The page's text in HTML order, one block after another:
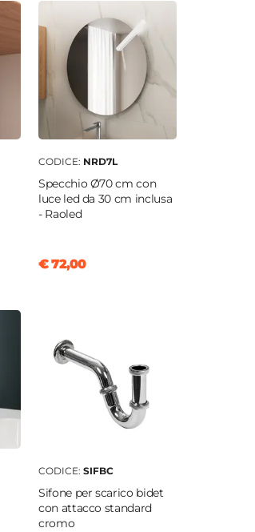
CODICE: NRD7L
Specchio Ø70 cm con
luce led da 30 cm inclusa
- Raoled
€ 72,00
CODICE: SIFBC
Sifone per scarico bidet
con attacco standard
cromo